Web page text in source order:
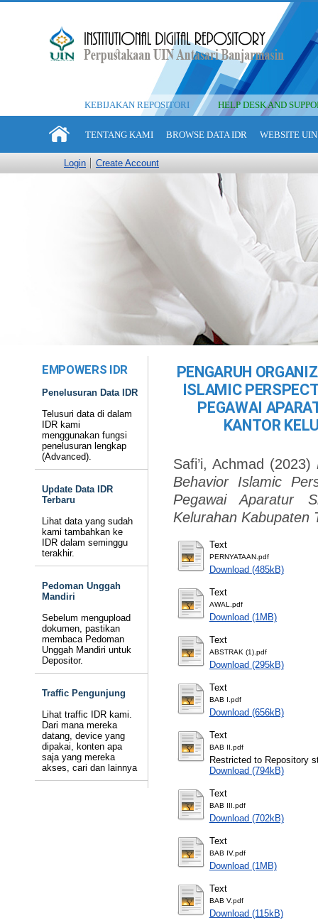
KEBIJAKAN REPOSITORI HELP DESK AND
TENTANG KAMI BROWSE DATA IDR WEBSITE
Login Create Account
EMPOWERS IDR
Penelusuran Data IDR
Telusuri data di dalam
IDR kami
menggunakan fungsi
penelusuran lengkap
(Advanced).
Update Data IDR
Terbaru
Lihat data yang sudah
kami tambahkan ke
IDR dalam seminggu
terakhir.
Pedoman Unggah
Mandiri
Sebelum mengupload
dokumen, pastikan
membaca Pedoman
Unggah Mandiri untuk
Depositor.
Traffic Pengunjung
Lihat traffic IDR kami.
Dari mana mereka
datang, device yang
dipakai, konten apa
saja yang mereka
akses, cari dan lainnya
PENGARUH
ISLAMIC
PEGAWAI
KANTOR
Safi’i, Achmad (2023)
Behavior Islamic
Pegawai Aparatur
Kelurahan Kabupaten
Text
PERNYATAAN.pdf
Download (485kB)
Text
AWAL.pdf
Download (1MB)
Text
ABSTRAK (1).pdf
Download (295kB)
Text
BAB I.pdf
Download (656kB)
Text
BAB II.pdf
Restricted to Repository
Download (794kB)
Text
BAB III.pdf
Download (702kB)
Text
BAB IV.pdf
Download (1MB)
Text
BAB V.pdf
Download (115kB)